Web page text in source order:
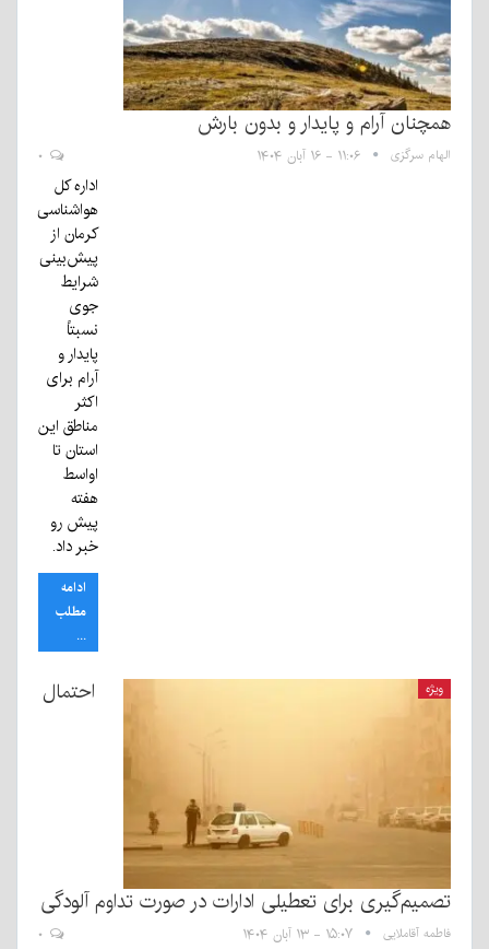
همچنان آرام و پایدار و بدون بارش
الهام سرگزی ۱۱:۰۶ - ۱۶ آبان ۱۴۰۴
اداره کل
هواشناسی
کرمان از
پیش‌بینی
شرایط
جوی
نسبتاً
پایدار و
آرام برای
اکثر
مناطق این
استان تا
اواسط
هفته
پیش رو
خبر داد.
ادامه
مطلب
...
ویژه احتمال
تصمیم‌گیری برای تعطیلی ادارات در صورت تداوم آلودگی
فاطمه آقاملایی ۱۵:۰۷ - ۱۳ آبان ۱۴۰۴